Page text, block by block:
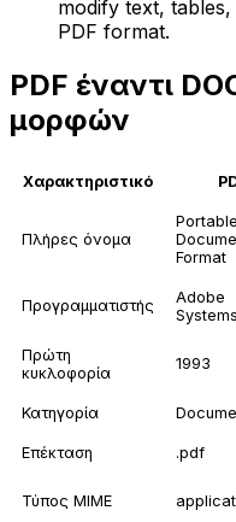
modify text,
PDF format.
PDF έναντι
μορφών
Χαρακτηριστικό
Πλήρες όνομα
Portable
Format
Προγραμματιστής
Adobe
Systems
Πρώτη
κυκλοφορία
1993
Κατηγορία
Επέκταση .pdf
Τύπος MIME